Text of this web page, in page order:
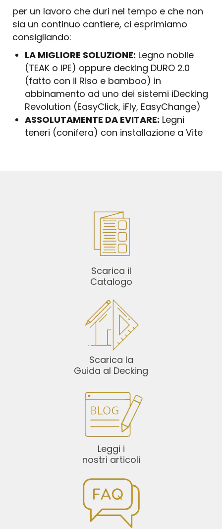
per un lavoro che duri nel tempo e che non
sia un continuo cantiere, ci esprimiamo
consigliando:
LA MIGLIORE SOLUZIONE: Legno nobile
(TEAK o IPE) oppure decking DURO 2.0
(fatto con il Riso e bamboo) in
abbinamento ad uno dei sistemi iDecking
Revolution (EasyClick, iFly, EasyChange)
ASSOLUTAMENTE DA EVITARE: Legni
teneri (conifera) con installazione a Vite
Scarica il
Catalogo
Scarica la
Guida al Decking
Leggi i
nostri articoli